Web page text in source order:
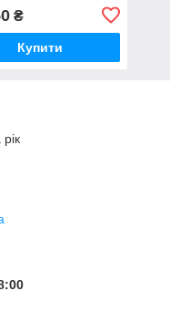
₴
Купити